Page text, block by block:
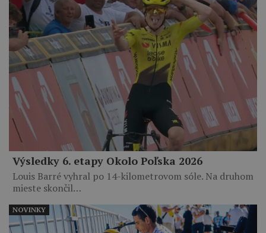
Výsledky 6. etapy Okolo Poľska 2026
Louis Barré vyhral po 14-kilometrovom sóle. Na druhom
mieste skončil…
NOVINKY